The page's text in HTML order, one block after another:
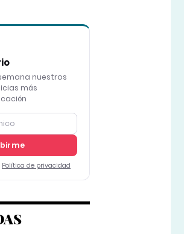
nuestros
más
Política de privacidad